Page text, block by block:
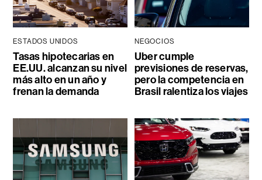
ESTADOS UNIDOS
Tasas hipotecarias en
EE.UU. alcanzan su nivel
más alto en un año y
frenan la demanda
NEGOCIOS
Uber cumple
previsiones de reservas,
pero la competencia en
Brasil ralentiza los viajes